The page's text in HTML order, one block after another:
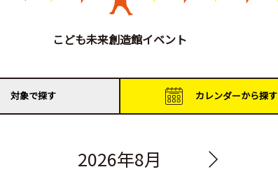
こども未来創造館イベント
対象で探す カレンダーから探す
2026年8月